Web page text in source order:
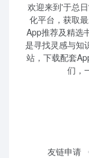
欢迎来到'于总
化平台，获取
App推荐及精选
是寻找灵感与知
站，下载配套
们，
友链申请